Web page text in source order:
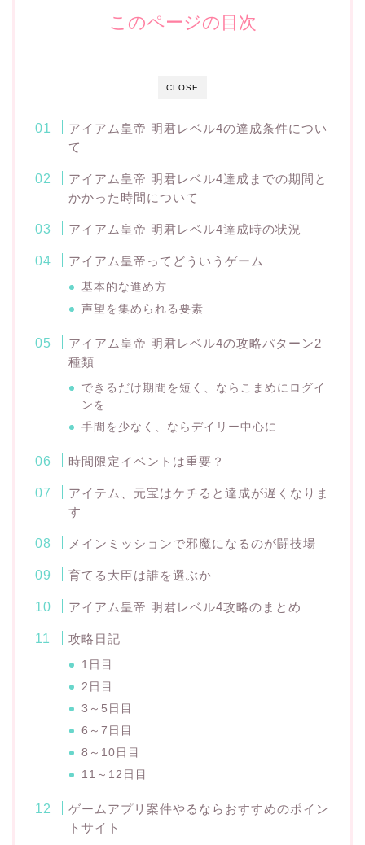
CLOSE
このページの目次
アイアム皇帝 明君レベル4の達成条件につい
て
アイアム皇帝 明君レベル4達成までの期間と
かかった時間について
アイアム皇帝 明君レベル4達成時の状況
アイアム皇帝ってどういうゲーム
基本的な進め方
声望を集められる要素
アイアム皇帝 明君レベル4の攻略パターン2
種類
できるだけ期間を短く、ならこまめにログイ
ンを
手間を少なく、ならデイリー中心に
時間限定イベントは重要？
アイテム、元宝はケチると達成が遅くなりま
す
メインミッションで邪魔になるのが闘技場
育てる大臣は誰を選ぶか
アイアム皇帝 明君レベル4攻略のまとめ
攻略日記
1日目
2日目
3～5日目
6～7日目
8～10日目
11～12日目
ゲームアプリ案件やるならおすすめのポイン
トサイト